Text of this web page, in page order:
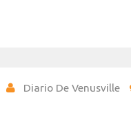
Diario De Venusville